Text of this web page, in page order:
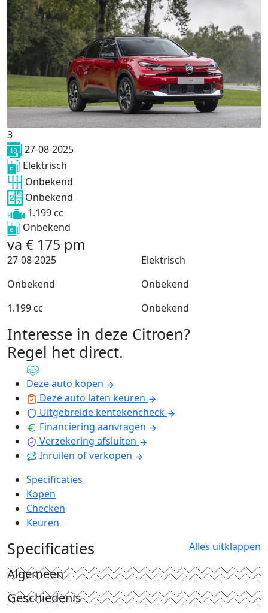
3
27-08-2025
Elektrisch
Onbekend
Onbekend
1.199 cc
Onbekend
va € 175 pm
27-08-2025
Elektrisch
Onbekend
Onbekend
1.199 cc
Onbekend
Interesse in deze Citroen?
Regel het direct.
Deze auto kopen
Deze auto laten keuren
Uitgebreide kentekencheck
Financiering aanvragen
Verzekering afsluiten
Inruilen of verkopen
Specificaties
Kopen
Checken
Keuren
Specificaties Alles uitklappen
Algemeen
Geschiedenis